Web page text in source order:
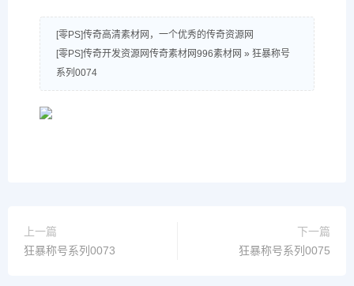
[零PS]传奇高清素材网，一个优秀的传奇资源网
[零PS]传奇开发资源网传奇素材网996素材网 » 狂暴称号
系列0074
上一篇
狂暴称号系列0073
下一篇
狂暴称号系列0075